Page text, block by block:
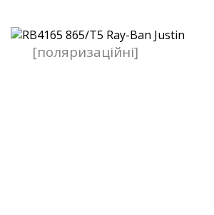
[поляризаційні]